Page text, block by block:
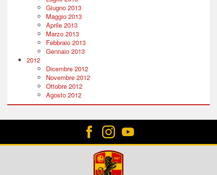
Giugno 2013
Maggio 2013
Aprile 2013
Marzo 2013
Febbraio 2013
Gennaio 2013
2012
Dicembre 2012
Novembre 2012
Ottobre 2012
Agosto 2012